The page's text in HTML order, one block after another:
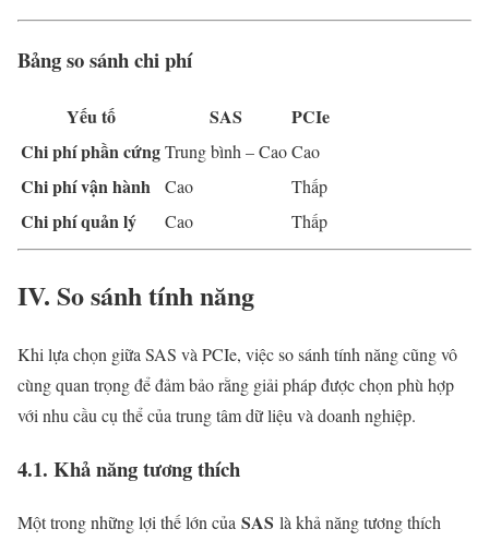
Bảng so sánh chi phí
Yếu tố SAS
PCIe
Chi phí phần cứngTrung bình – CaoCao
Chi phí vận hành Cao Thấp
Chi phí quản lý Cao Thấp
IV. So sánh tính năng
Khi lựa chọn giữa SAS và PCIe, việc so sánh tính năng cũng vô
cùng quan trọng để đảm bảo rằng giải pháp được chọn phù hợp
với nhu cầu cụ thể của trung tâm dữ liệu và doanh nghiệp.
4.1. Khả năng tương thích
Một trong những lợi thế lớn của SAS là khả năng tương thích